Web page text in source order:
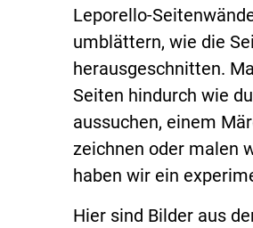
Leporello-
umblättern, wie die
herausgeschnitten.
Seiten hindurch wie
aussuchen, einem
zeichnen oder malen
haben wir ein
Hier sind Bilder aus